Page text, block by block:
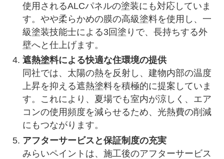
使用されるALCパネルの塗装にも対応していま
す。やや柔らかめの膜の高級塗料を使用し、一
級塗装技能士による3回塗りで、長持ちする外
壁へと仕上げます。
遮熱塗料による快適な住環境の提供
同社では、太陽の熱を反射し、建物内部の温度
上昇を抑える遮熱塗料を積極的に提案していま
す。これにより、夏場でも室内が涼しく、エア
コンの使用頻度を減らせるため、光熱費の削減
にもつながります。
アフターサービスと保証制度の充実
みらいペイントは、施工後のアフターサービス